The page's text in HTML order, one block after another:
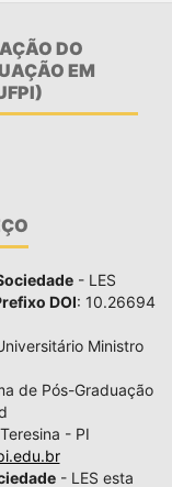
DO
EM
- LES
DOI: 10.26694
Ministro
de Pós-Graduação
- PI
- LES esta